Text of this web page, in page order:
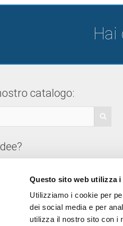
Questo sito web utilizza i
Utilizziamo i cookie per
dei social media e per
utilizza il nostro sito con i
Hai
catalogo: